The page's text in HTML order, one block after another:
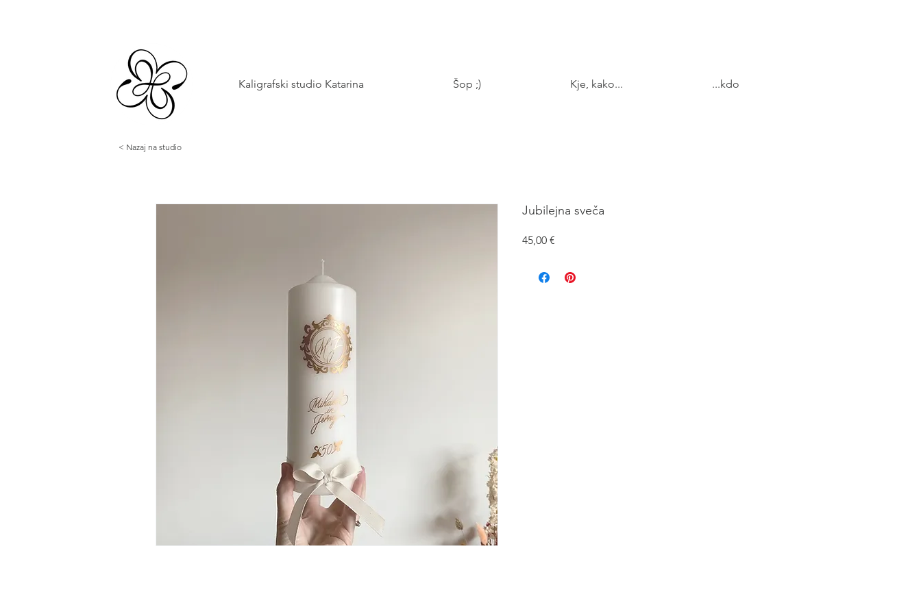
Kaligrafski studio Katarina Šop ;) Kje, kako... ...kdo
< Nazaj na studio
Jubilejna sveča
45,00 €